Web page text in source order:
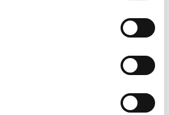
FOTÓS
Tál
Dominik